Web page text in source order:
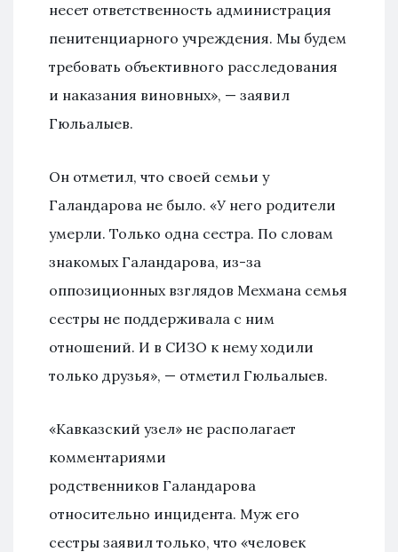
несет ответственность администрация
пенитенциарного учреждения. Мы будем
требовать объективного расследования
и наказания виновных», — заявил
Гюльалыев.
Он отметил, что своей семьи у
Галандарова не было. «У него родители
умерли. Только одна сестра. По словам
знакомых Галандарова, из-за
оппозиционных взглядов Мехмана семья
сестры не поддерживала с ним
отношений. И в СИЗО к нему ходили
только друзья», — отметил Гюльалыев.
«Кавказский узел» не располагает
комментариями
родственников Галандарова
относительно инцидента. Муж его
сестры заявил только, что «человек